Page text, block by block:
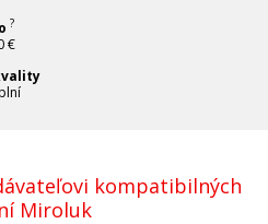
?
€
kompatibilných
Miroluk